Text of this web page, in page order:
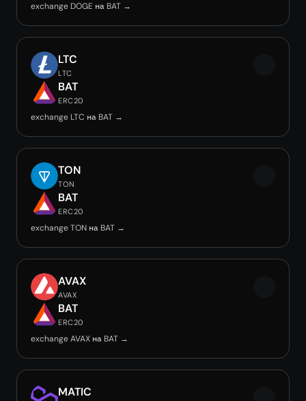
exchange DOGE на BAT →
LTC
LTC
BAT
ERC20
exchange LTC на BAT →
TON
TON
BAT
ERC20
exchange TON на BAT →
AVAX
AVAX
BAT
ERC20
exchange AVAX на BAT →
MATIC